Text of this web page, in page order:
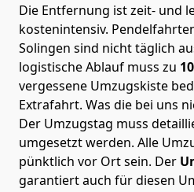
Die Entfernung ist zeit- und
kostenintensiv.
Solingen sind nicht täglich
logistische Ablauf muss zu
vergessene Umzugskiste
Extrafahrt. Was die bei uns
Der Umzugstag muss
umgesetzt werden. Alle
pünktlich vor Ort sein. Der
garantiert auch für diesen